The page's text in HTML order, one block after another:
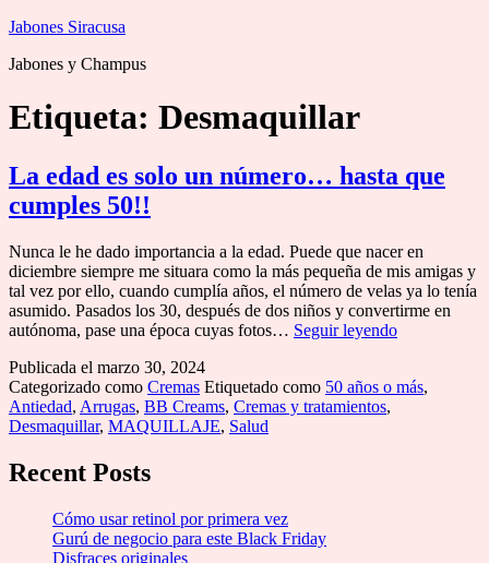
Saltar
contenido
Jabones Siracusa
Jabones y Champus
Etiqueta: Desmaquillar
La edad es solo un número… hasta que
cumples 50!!
Nunca le he dado importancia a la edad. Puede que nacer en
diciembre siempre me situara como la más pequeña de mis amigas y
tal vez por ello, cuando cumplía años, el número de velas ya lo tenía
asumido. Pasados los 30, después de dos niños y convertirme en
autónoma, pase una época cuyas fotos… Seguir leyendoLa
solo
Publicada el marzo 30, 2024
Categorizado como Cremas Etiquetado como 50 años o más,
Antiedad, Arrugas, BB Creams, Cremas y tratamientos,
Desmaquillar, MAQUILLAJE, Salud
Recent Posts
Cómo usar retinol por primera vez
Gurú de negocio para este Black Friday
Disfraces originales